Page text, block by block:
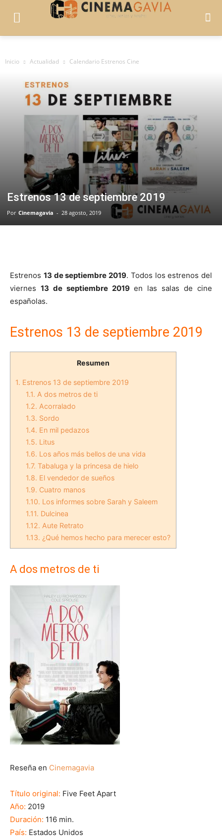
Inicio Actualidad Calendario Estrenos Cine
Estrenos 13 de septiembre 2019
Por Cinemagavia - 28 agosto, 2019
Estrenos 13 de septiembre 2019. Todos los estrenos del
viernes 13 de septiembre 2019en las salas de cine
españolas.
Estrenos 13 de septiembre 2019
Resumen
1. Estrenos 13 de septiembre 2019
1.1. A dos metros de ti
1.2. Acorralado
1.3. Sordo
1.4. En mil pedazos
1.5. Litus
1.6. Los años más bellos de una vida
1.7. Tabaluga y la princesa de hielo
1.8. El vendedor de sueños
1.9. Cuatro manos
1.10. Los informes sobre Sarah y Saleem
1.11. Dulcinea
1.12. Aute Retrato
1.13. ¿Qué hemos hecho para merecer esto?
A dos metros de ti
Reseña en Cinemagavia
Título original: Five Feet Apart
Año: 2019
Duración: 116 min.
País: Estados Unidos